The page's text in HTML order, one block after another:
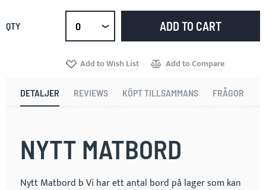
QTY ADD TO CART
Add to Wish List Add to Compare
DETALJER REVIEWS KÖPT TILLSAMMANS FRÅGOR
NYTT MATBORD
Nytt Matbord b Vi har ett antal bord på lager som kan